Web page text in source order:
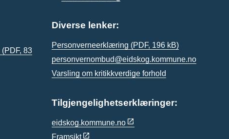
(PDF, 83
Diverse lenker:
Personverneerklæring (PDF, 196 kB)
personvernombud@eidskog.kommune.no
Varsling om kritikkverdige forhold
Tilgjengelighetserklæringer:
eidskog.kommune.no
Framsikt